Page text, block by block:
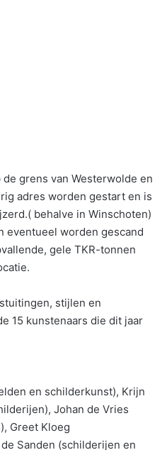
grens van Westerwolde en
adres worden gestart en is
behalve in Winschoten)
eventueel worden gescand
gele TKR-tonnen
stijlen en
15 kunstenaars die dit jaar
en schilderkunst), Krijn
Johan de Vries
Greet Kloeg
Sanden (schilderijen en